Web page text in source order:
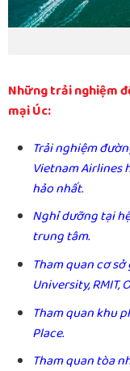
Những trải nghiệm
mại Úc:
Trải nghiệm
Vietnam Airlines
hảo nhất.
Nghỉ dưỡng tại
trung tâm.
Tham quan cơ
University, RMIT,
Tham quan khu
Place.
Tham quan tòa